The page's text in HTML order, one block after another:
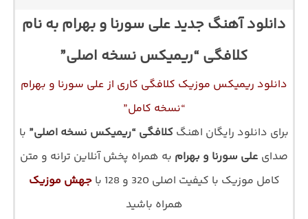
دانلود آهنگ جدید علی سورنا و بهرام به نام
کلافگی “ریمیکس نسخه اصلی”
دانلود ریمیکس موزیک کلافگی کاری از علی سورنا و بهرام
“نسخه کامل”
برای دانلود رایگان اهنگ کلافگی “ریمیکس نسخه اصلی” با
صدای علی سورنا و بهرام به همراه پخش آنلاین ترانه و متن
کامل موزیک با کیفیت اصلی 320 و 128 با
جهش موزیک
همراه باشید